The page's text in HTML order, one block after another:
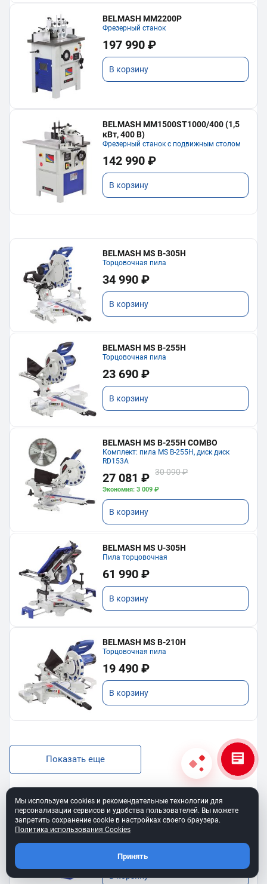
BELMASH MM2200P
Фрезерный станок
197 990 ₽
В корзину
BELMASH MM1500ST1000/400 (1,5
кВт, 400 В)
Фрезерный станок с подвижным столом
142 990 ₽
В корзину
BELMASH MS B-305H
Торцовочная пила
34 990 ₽
В корзину
BELMASH MS B-255H
Торцовочная пила
23 690 ₽
В корзину
BELMASH MS B-255H COMBO
Комплект: пила MS B-255H, диск диск
RD153A
27 081 ₽ 30 090 ₽
Экономия: 3 009 ₽
В корзину
BELMASH MS U-305H
Пила торцовочная
61 990 ₽
В корзину
BELMASH MS B-210H
Торцовочная пила
19 490 ₽
В корзину
Показать еще
BELMASH SS-400VS
Лобзиковый станок
13 190 ₽
В корзину
Мы используем cookies и рекомендательные технологии для
персонализации сервисов и удобства пользователей. Вы можете
запретить сохранение cookie в настройках своего браузера.
Политика использования Cookies
Принять